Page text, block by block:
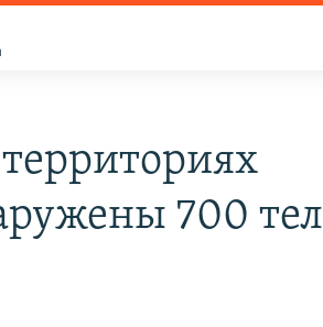
700 тел